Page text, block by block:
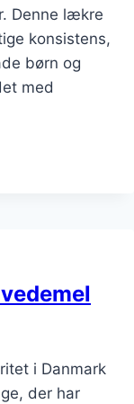
Denne lækre
konsistens,
børn og
med
i Danmark
der har